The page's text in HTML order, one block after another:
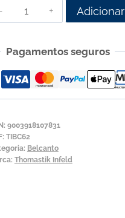
Quantidade
de
para
Contrabaixo
Thomastik
2ª
Ré
Adicionar
Pagamentos seguros
9003918107831
TIBC62
Belcanto
Thomastik Infeld